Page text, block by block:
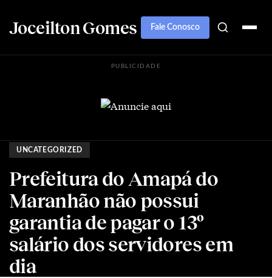
Joceilton Gomes Fale Conosco
PUBLICIDADE
UNCATEGORIZED
Prefeitura do Amapá do
Maranhão não possui
garantia de pagar o 13º
salário dos servidores em
dia